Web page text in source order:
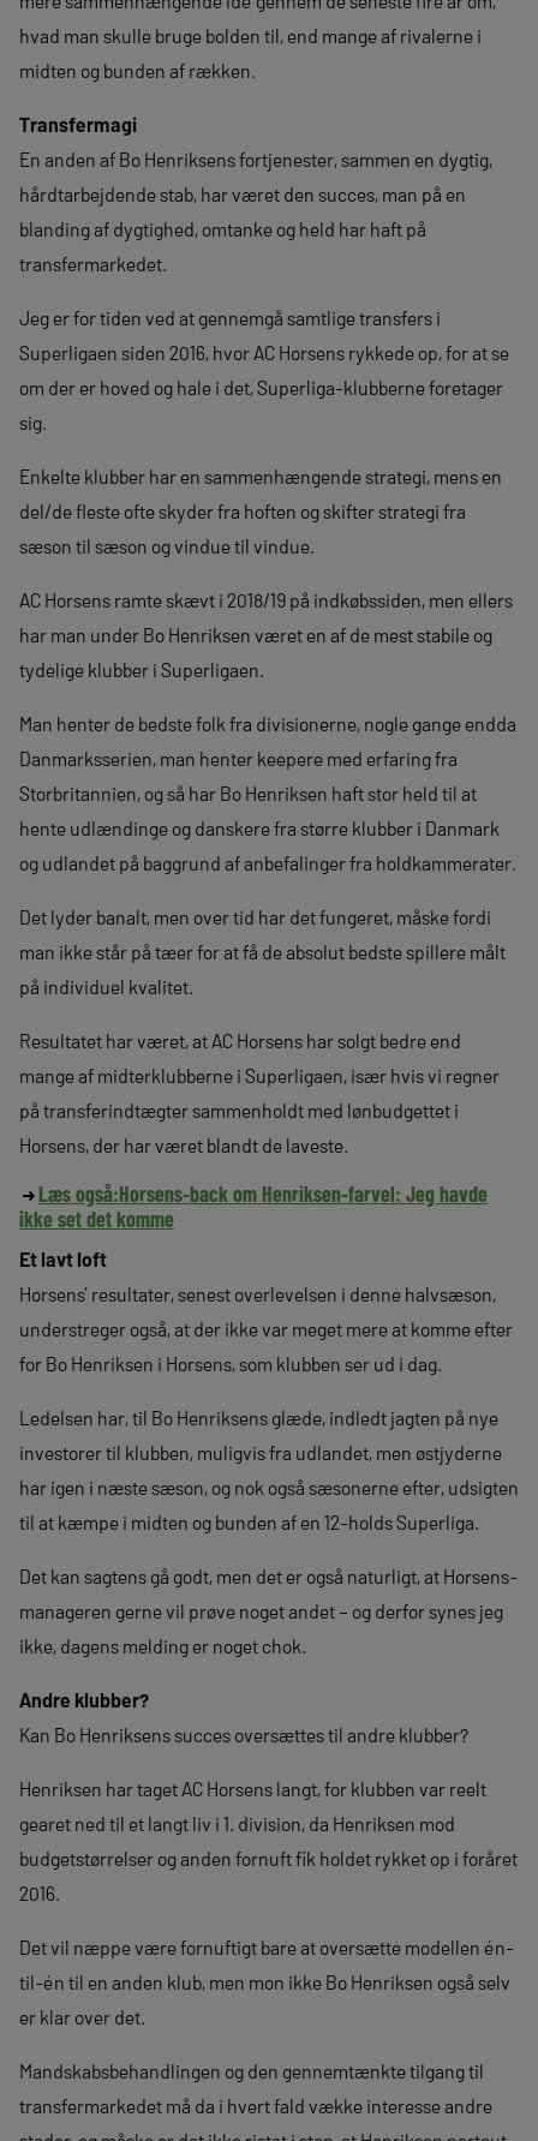
hvad man skulle bruge bolden til, end mange af rivalerne i
midten og bunden af rækken.
Transfermagi
En anden af Bo Henriksens fortjenester, sammen en dygtig,
hårdtarbejdende stab, har været den succes, man på en
blanding af dygtighed, omtanke og held har haft på
transfermarkedet.
Jeg er for tiden ved at gennemgå samtlige transfers i
Superligaen siden 2016, hvor AC Horsens rykkede op, for at se
om der er hoved og hale i det, Superliga-klubberne foretager
sig.
Enkelte klubber har en sammenhængende strategi, mens en
del/de fleste ofte skyder fra hoften og skifter strategi fra
sæson til sæson og vindue til vindue.
AC Horsens ramte skævt i 2018/19 på indkøbssiden, men ellers
har man under Bo Henriksen været en af de mest stabile og
tydelige klubber i Superligaen.
Man henter de bedste folk fra divisionerne, nogle gange endda
Danmarksserien, man henter keepere med erfaring fra
Storbritannien, og så har Bo Henriksen haft stor held til at
hente udlændinge og danskere fra større klubber i Danmark
og udlandet på baggrund af anbefalinger fra holdkammerater.
Det lyder banalt, men over tid har det fungeret, måske fordi
man ikke står på tæer for at få de absolut bedste spillere målt
på individuel kvalitet.
Resultatet har været, at AC Horsens har solgt bedre end
mange af midterklubberne i Superligaen, især hvis vi regner
på transferindtægter sammenholdt med lønbudgettet i
Horsens, der har været blandt de laveste.
Læs også:Horsens-back om Henriksen-farvel: Jeg havde
ikke set det komme
Et lavt loft
Horsens’ resultater, senest overlevelsen i denne halvsæson,
understreger også, at der ikke var meget mere at komme efter
for Bo Henriksen i Horsens, som klubben ser ud i dag.
Ledelsen har, til Bo Henriksens glæde, indledt jagten på nye
investorer til klubben, muligvis fra udlandet, men østjyderne
har igen i næste sæson, og nok også sæsonerne efter, udsigten
til at kæmpe i midten og bunden af en 12-holds Superliga.
Det kan sagtens gå godt, men det er også naturligt, at Horsens-
manageren gerne vil prøve noget andet – og derfor synes jeg
ikke, dagens melding er noget chok.
Andre klubber?
Kan Bo Henriksens succes oversættes til andre klubber?
Henriksen har taget AC Horsens langt, for klubben var reelt
gearet ned til et langt liv i 1. division, da Henriksen mod
budgetstørrelser og anden fornuft fik holdet rykket op i foråret
2016.
Det vil næppe være fornuftigt bare at oversætte modellen én-
til-én til en anden klub, men mon ikke Bo Henriksen også selv
er klar over det.
Mandskabsbehandlingen og den gennemtænkte tilgang til
transfermarkedet må da i hvert fald vække interesse andre